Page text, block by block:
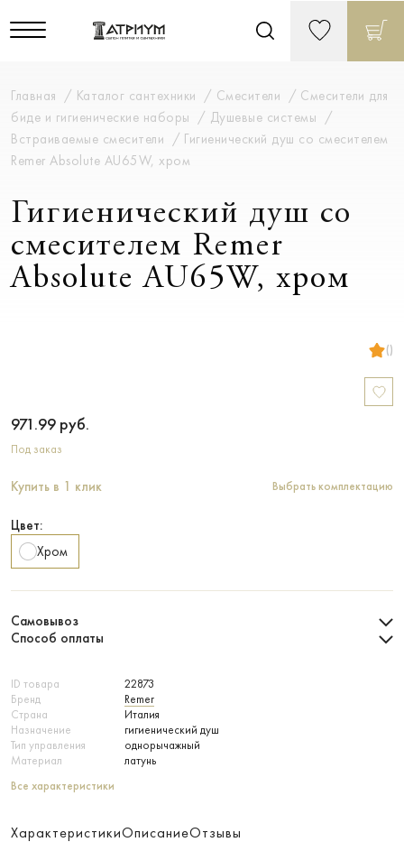
Главная Каталог сантехники Смесители
Смесители для
биде и гигиенические наборы
Душевые системы
Встраиваемые смесители
Гигиенический душ со смесителем
Remer Absolute AU65W, хром
Гигиенический душ со
смесителем Remer
Absolute AU65W, хром
()
ID товара
22873
Бренд
Remer
Страна
Италия
Назначение
гигиенический душ
Тип управления
однорычажный
Материал
латунь
Все характеристики
971.99 руб.
Под заказ
Купить в 1 клик Выбрать комплектацию
Цвет:
Хром
Самовывоз
Способ оплаты
ХарактеристикиОписаниеОтзывы